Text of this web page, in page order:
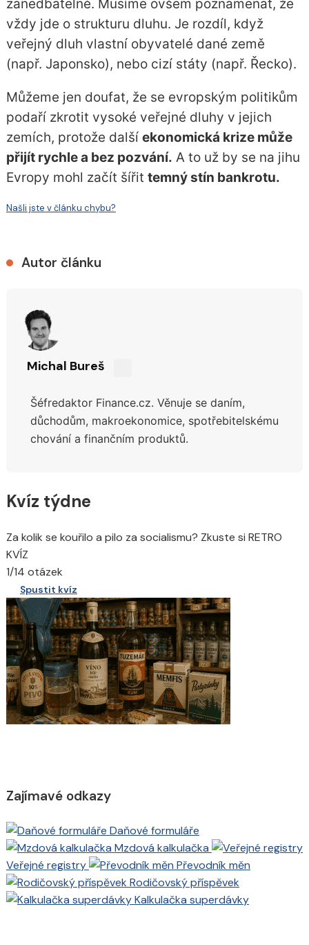
zanedbatelné. Musíme ovšem poznamenat, že
vždy jde o strukturu dluhu. Je rozdíl, když
veřejný dluh vlastní obyvatelé dané země
(např. Japonsko), nebo cizí státy (např. Řecko).
Můžeme jen doufat, že se evropským politikům
podaří zkrotit vysoké veřejné dluhy v jejich
zemích, protože další ekonomická krize může
přijít rychle a bez pozvání. A to už by se na jihu
Evropy mohl začít šířit temný stín bankrotu.
Našli jste v článku chybu?
Autor článku
Michal Bureš
síti
X
Šéfredaktor Finance.cz. Věnuje se daním,
důchodům, makroekonomice, spotřebitelskému
chování a finančním produktů.
Kvíz týdne
Za kolik se kouřilo a pilo za socialismu? Zkuste si RETRO
KVÍZ
1/14 otázek
Spustit kvíz
Zajímavé odkazy
Daňové formuláře
Mzdová kalkulačka
Veřejné registry
Převodník měn
Rodičovský příspěvek
Kalkulačka superdávky